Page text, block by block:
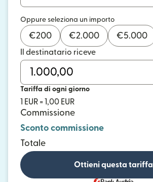
Oppure seleziona un importo
€200 €2.000 €5.000
Il destinatario riceve
Tariffa di ogni giorno
1 EUR = 1,00 EUR
Commissione
Sconto commissione
Totale
Ottieni questa tariffa